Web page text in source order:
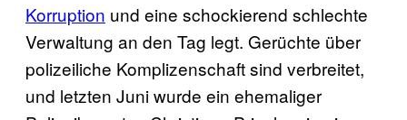
Korruption und eine schockierend schlechte
Verwaltung an den Tag legt. Gerüchte über
polizeiliche Komplizenschaft sind verbreitet,
und letzten Juni wurde ein ehemaliger